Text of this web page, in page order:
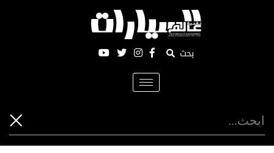
بحث
Toggle
navigation